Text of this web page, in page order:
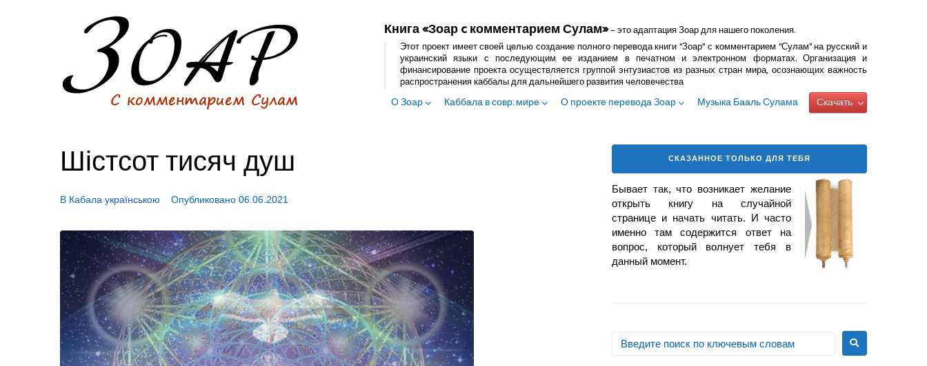
Книга «Зоар c комментарием Сулам»– это адаптация Зоар для нашего поколения.
Этот проект имеет своей целью создание полного перевода книги "Зоар" с комментарием "Сулам" на русский и
украинский языки с последующим ее изданием в печатном и электронном форматах. Организация и
финансирование проекта осуществляется группой энтузиастов из разных стран мира, осознающих важность
распространения каббалы для дальнейшего развития человечества
О Зоар Каббала в совр. мире О проекте перевода Зоар Музыка Бааль Сулама Скачать
Шістсот тисяч душ
В Кабала українською Опубликовано 06.06.2021
СКАЗАННОЕ ТОЛЬКО ДЛЯ ТЕБЯ
Бывает так, что возникает желание
открыть книгу на случайной
странице и начать читать. И часто
именно там содержится ответ на
вопрос, который волнует тебя в
данный момент.